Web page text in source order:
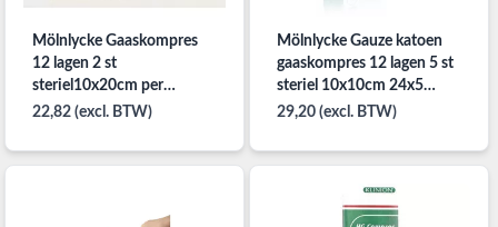
Mölnlycke Gaaskompres
12 lagen 2 st
steriel10x20cm per
50x2stuks
22,82 (excl. BTW)
Mölnlycke Gauze katoen
gaaskompres 12 lagen 5 st
steriel 10x10cm 24x5
stuks
29,20 (excl. BTW)